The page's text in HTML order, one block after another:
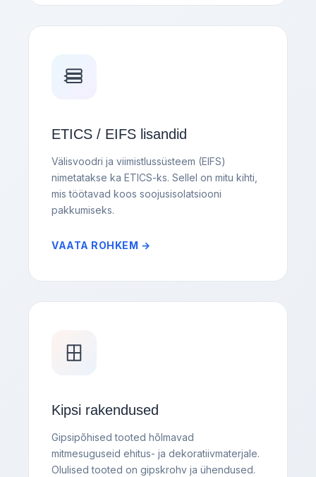
ETICS / EIFS lisandid
Välisvoodri ja viimistlussüsteem (EIFS)
nimetatakse ka ETICS-ks. Sellel on mitu kihti,
mis töötavad koos soojusisolatsiooni
pakkumiseks.
VAATA ROHKEM →
Kipsi rakendused
Gipsipõhised tooted hõlmavad
mitmesuguseid ehitus- ja dekoratiivmaterjale.
Olulised tooted on gipskrohv ja ühendused.